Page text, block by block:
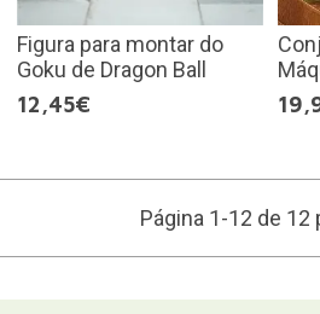
Figura para montar do
Goku de Dragon Ball
12,45€
Página 1-12 de 12